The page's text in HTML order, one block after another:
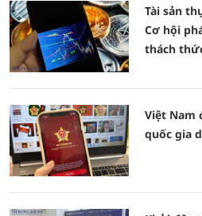
Tài sản
Cơ hội
thách
Việt Nam
quốc gia